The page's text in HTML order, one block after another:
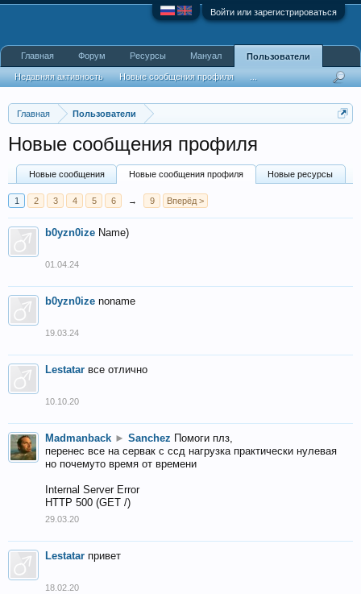
Войти или зарегистрироваться
Главная Пользователи
Новые сообщения профиля
Новые сообщения Новые сообщения профиля Новые ресурсы
1 2 3 4 5 6 → 9 Вперёд >
b0yzn0ize Name)
01.04.24
b0yzn0ize noname
19.03.24
Lestatar все отлично
10.10.20
Madmanback ► Sanchez Помоги плз,
перенес все на сервак с ссд нагрузка практически нулевая
но почемуто время от времени
Internal Server Error
HTTP 500 (GET /)
29.03.20
Lestatar привет
18.02.20
Главная Форум Ресурсы Мануал Пользователи
Недавняя активность Новые сообщения профиля